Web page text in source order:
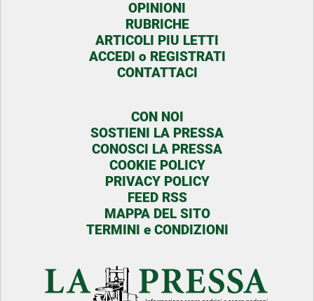
OPINIONI
RUBRICHE
ARTICOLI PIU LETTI
ACCEDI o REGISTRATI
CONTATTACI
CON NOI
SOSTIENI LA PRESSA
CONOSCI LA PRESSA
COOKIE POLICY
PRIVACY POLICY
FEED RSS
MAPPA DEL SITO
TERMINI e CONDIZIONI